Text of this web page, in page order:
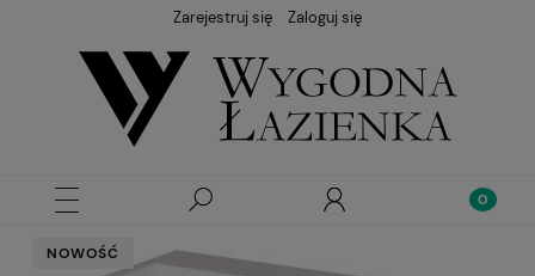
Zarejestruj się Zaloguj się
NOWOŚĆ